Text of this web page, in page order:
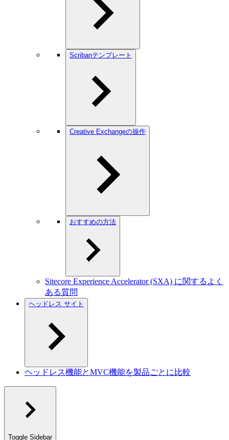
Scribanテンプレート
Creative Exchangeの操作
おすすめの方法
Sitecore Experience Accelerator (SXA) に関するよく
ある質問
ヘッドレス サイト
ヘッドレス機能とMVC機能を製品ごとに比較
Toggle Sidebar